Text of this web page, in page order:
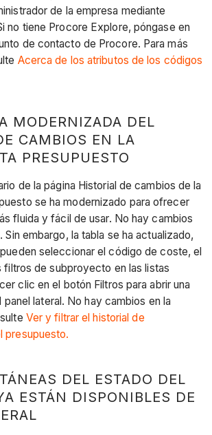
de la empresa mediante
no tiene Procore Explore, póngase en
de contacto de Procore. Para más
Acerca de los atributos de los códigos
MODERNIZADA DEL
CAMBIOS EN LA
PRESUPUESTO
de la página Historial de cambios de la
se ha modernizado para ofrecer
fluida y fácil de usar. No hay cambios
Sin embargo, la tabla se ha actualizado,
seleccionar el código de coste, el
de subproyecto en las listas
clic en el botón Filtros para abrir una
lateral. No hay cambios en la
Ver y filtrar el historial de
presupuesto.
DEL ESTADO DEL
ESTÁN DISPONIBLES DE